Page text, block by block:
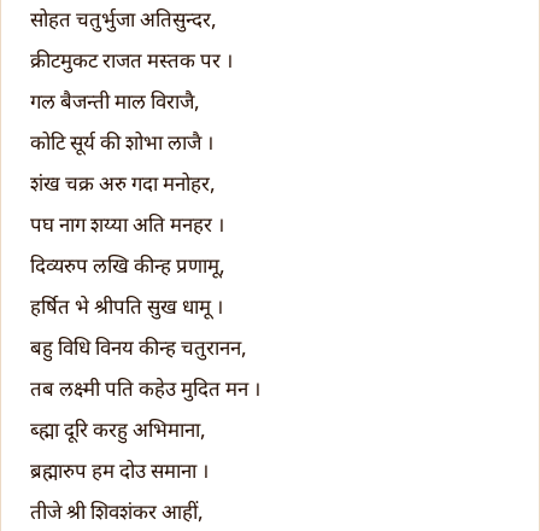
सोहत चतुर्भुजा अतिसुन्दर,
क्रीटमुकट राजत मस्तक पर ।
गल बैजन्ती माल विराजै,
कोटि सूर्य की शोभा लाजै ।
शंख चक्र अरु गदा मनोहर,
पघ नाग शय्या अति मनहर ।
दिव्यरुप लखि कीन्ह प्रणामू,
हर्षित भे श्रीपति सुख धामू ।
बहु विधि विनय कीन्ह चतुरानन,
तब लक्ष्मी पति कहेउ मुदित मन ।
ब्ह्मा दूरि करहु अभिमाना,
ब्रह्मारुप हम दोउ समाना ।
तीजे श्री शिवशंकर आहीं,